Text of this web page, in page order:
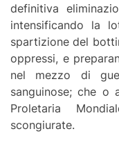
definitiva
intensificando la
spartizione del
oppressi, e
nel mezzo di
sanguinose; che o
Proletaria
scongiurate.